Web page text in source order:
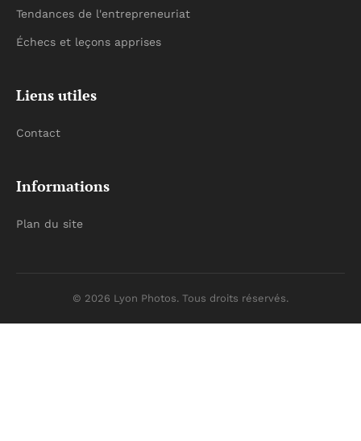
Tendances de l'entrepreneuriat
Échecs et leçons apprises
Liens utiles
Contact
Informations
Plan du site
© 2026 Lyon Photos. Tous droits réservés.